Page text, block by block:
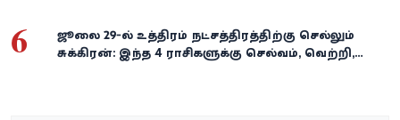
6
ஜூலை 29-ல் உத்திரம் நட்சத்திரத்திற்கு செல்லும்
சுக்கிரன்: இந்த 4 ராசிகளுக்கு செல்வம், வெற்றி,